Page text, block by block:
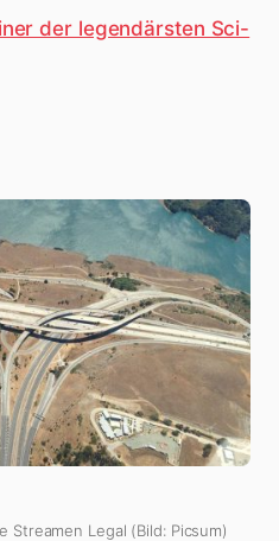
der legendärsten Sci-
Streamen Legal (Bild: Picsum)